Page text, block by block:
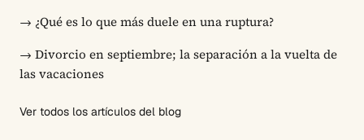
→ ¿Qué es lo que más duele en una ruptura?
→ Divorcio en septiembre; la separación a la vuelta de
las vacaciones
Ver todos los artículos del blog